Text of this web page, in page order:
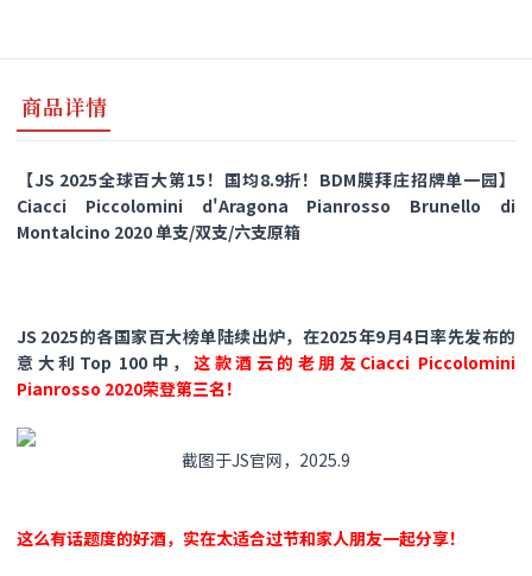
商品详情
【JS 2025全球百大第15！国均8.9折！BDM膜拜庄招牌单一园】
Ciacci Piccolomini d'Aragona Pianrosso Brunello di
Montalcino 2020 单支/双支/六支原箱
JS 2025的各国家百大榜单陆续出炉，在2025年9月4日率先发布的
意大利Top 100中， 这款酒云的老朋友Ciacci Piccolomini
Pianrosso 2020荣登第三名！
截图于JS官网，2025.9
这么有话题度的好酒，实在太适合过节和家人朋友一起分享！